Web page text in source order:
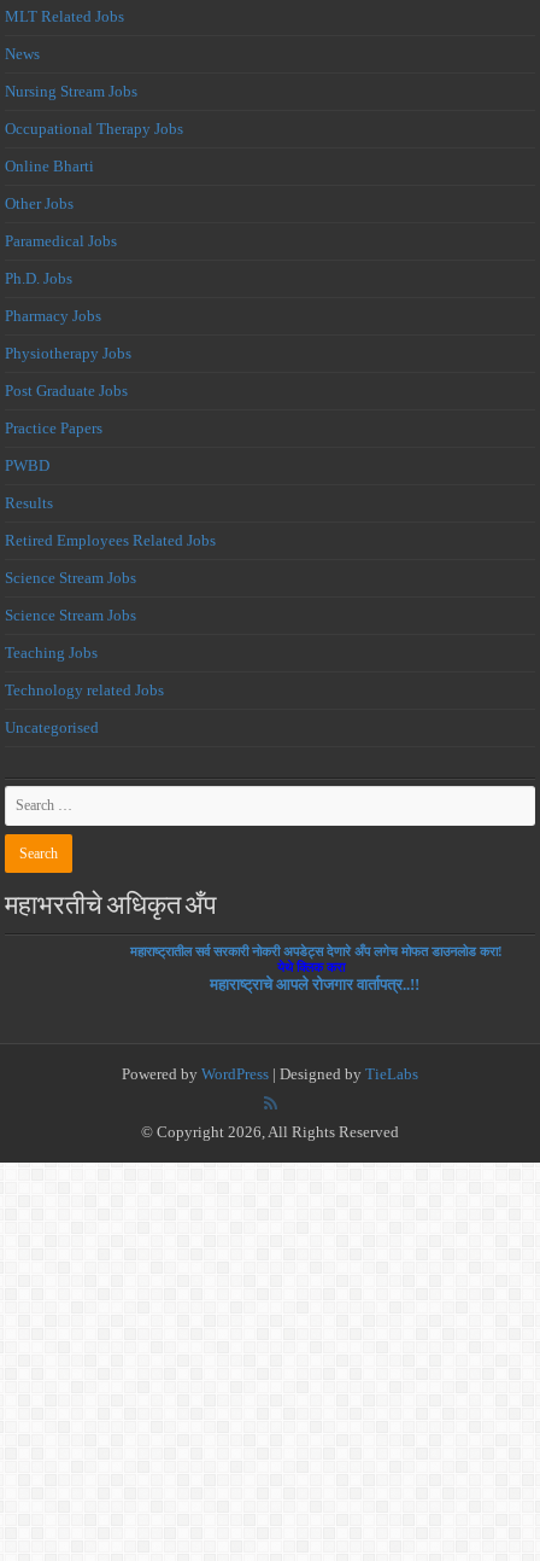
MLT Related Jobs
News
Nursing Stream Jobs
Occupational Therapy Jobs
Online Bharti
Other Jobs
Paramedical Jobs
Ph.D. Jobs
Pharmacy Jobs
Physiotherapy Jobs
Post Graduate Jobs
Practice Papers
PWBD
Results
Retired Employees Related Jobs
Science Stream Jobs
Science Stream Jobs
Teaching Jobs
Technology related Jobs
Uncategorised
महाभरतीचे अधिकृत अँप
महाराष्ट्रातील सर्व सरकारी नोकरी अपडेट्स देणारे अँप लगेच मोफत डाउनलोड करा!
येथे क्लिक करा
महाराष्ट्राचे आपले रोजगार वार्तापत्र..!!
Powered by WordPress | Designed by TieLabs
© Copyright 2026, All Rights Reserved